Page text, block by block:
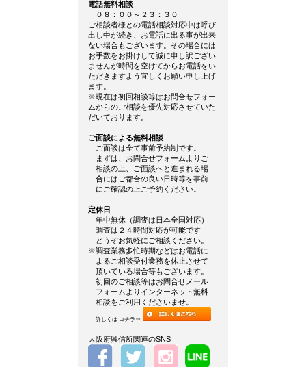
電話無料相談
０８：００～２３：３０
ご相談者様との電話相談対応中は呼び
出し中が続き、お電話に出る事が出来
ない場合もございます。その場合には
お手数をお掛けして誠に申し訳ござい
ませんが時間を空けてからお電話をい
ただきますよう宜しくお願い申し上げ
ます。
※現在は初回相談等はお問合せフォー
ムからのご相談を優先対応させていた
だいております。
ご面談による無料相談
ご面談は全て事前予約制です。
まずは、お問合せフォームよりご
相談の上、ご面談へと進まれる場
合にはご都合の良い日時等を事前
にご確認の上ご予約ください。
定休日
年中無休（調査は日本全国対応）
調査は２４時間対応が可能です
どうぞお気軽にご相談ください。
※調査業務多忙時期などはお電話に
よるご相談受付業務を休止させて
頂いている場合等もございます。
初回のご相談等はお問合せメール
フォームよりインターネット無料
相談をご利用くださいませ。
詳しくは コチラ⇒
大阪府興信所関連のSNS